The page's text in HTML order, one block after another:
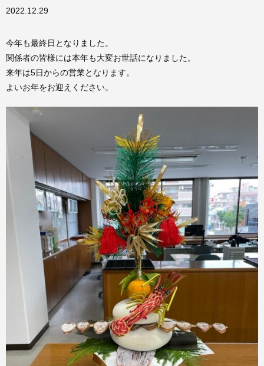
2022.12.29
今年も最終日となりました。
関係者の皆様には本年も大変お世話になりました。
来年は5日からの営業となります。
よいお年をお迎えください。